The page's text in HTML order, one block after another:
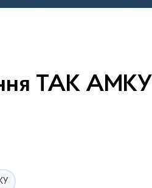
ТАК АМКУ